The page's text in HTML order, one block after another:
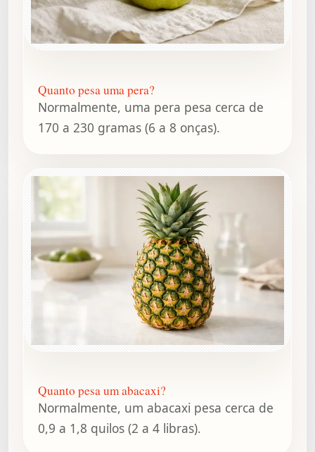
Quanto pesa uma pera?
Normalmente, uma pera pesa cerca de
170 a 230 gramas (6 a 8 onças).
Quanto pesa um abacaxi?
Normalmente, um abacaxi pesa cerca de
0,9 a 1,8 quilos (2 a 4 libras).